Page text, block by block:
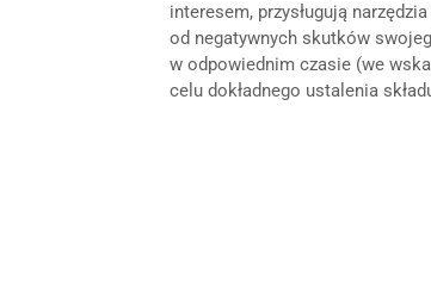
interesem, przysługują
od negatywnych skutków
w odpowiednim czasie (we
celu dokładnego ustalenia